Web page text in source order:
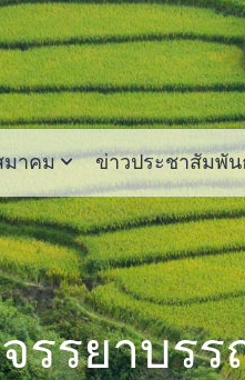
มาคม ข่าวประชาสัมพัน
รรยาบร